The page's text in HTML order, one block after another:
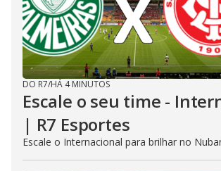
DO R7/HÁ 4 MINUTOS
Escale o seu time -
| R7 Esportes
Escale o Internacional para brilhar no